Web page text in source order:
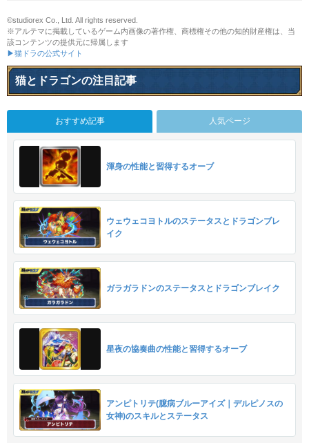
©studiorex Co., Ltd. All rights reserved.
※アルテマに掲載しているゲーム内画像の著作権、商標権その他の知的財産権は、当
該コンテンツの提供元に帰属します
▶猫ドラの公式サイト
猫とドラゴンの注目記事
おすすめ記事 人気ページ
渾身の性能と習得するオーブ
ウェウェコヨトルのステータスとドラゴンブレ
イク
ガラガラドンのステータスとドラゴンブレイク
星夜の協奏曲の性能と習得するオーブ
アンピトリテ(臆病ブルーアイズ｜デルピノスの
女神)のスキルとステータス